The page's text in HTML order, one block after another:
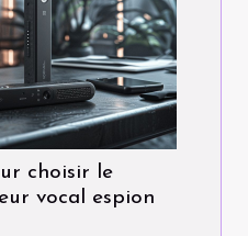
choisir le
vocal espion